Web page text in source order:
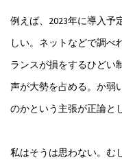
例えば、2023年に導入予
しい。ネットなどで調べ
ランスが損をするひどい
声が大勢を占める。か弱
のかという主張が正論と
私はそうは思わない。む